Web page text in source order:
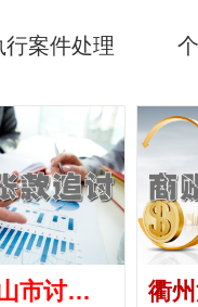
行案件处理
衢州江山市讨债公司